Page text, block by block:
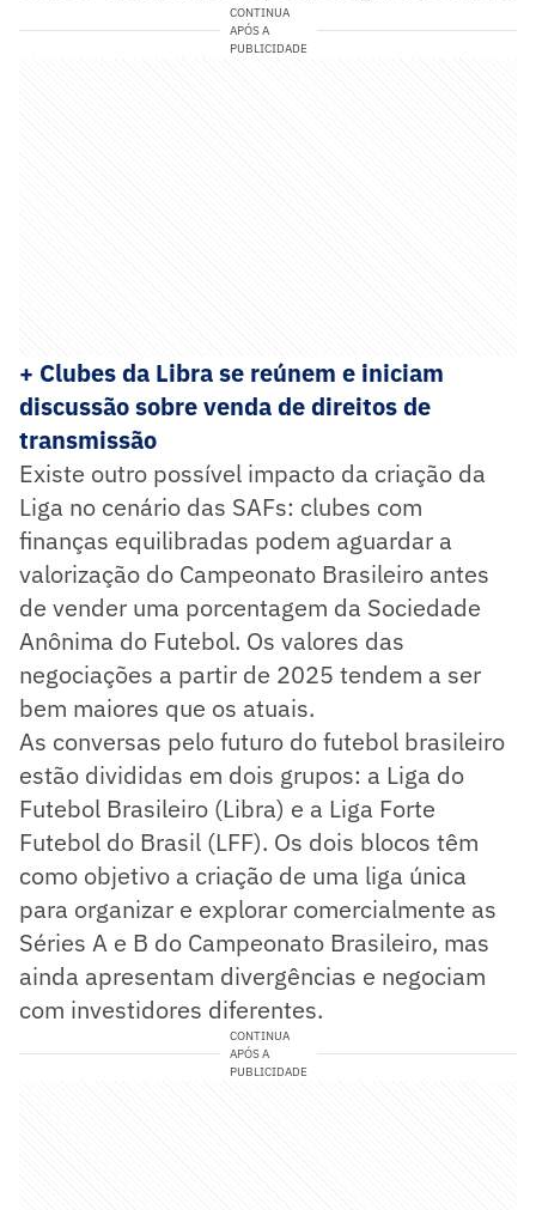
CONTINUA
APÓS A
PUBLICIDADE
+ Clubes da Libra se reúnem e iniciam
discussão sobre venda de direitos de
transmissão
Existe outro possível impacto da criação da
Liga no cenário das SAFs: clubes com
finanças equilibradas podem aguardar a
valorização do Campeonato Brasileiro antes
de vender uma porcentagem da Sociedade
Anônima do Futebol. Os valores das
negociações a partir de 2025 tendem a ser
bem maiores que os atuais.
As conversas pelo futuro do futebol brasileiro
estão divididas em dois grupos: a Liga do
Futebol Brasileiro (Libra) e a Liga Forte
Futebol do Brasil (LFF). Os dois blocos têm
como objetivo a criação de uma liga única
para organizar e explorar comercialmente as
Séries A e B do Campeonato Brasileiro, mas
ainda apresentam divergências e negociam
com investidores diferentes.
CONTINUA
APÓS A
PUBLICIDADE